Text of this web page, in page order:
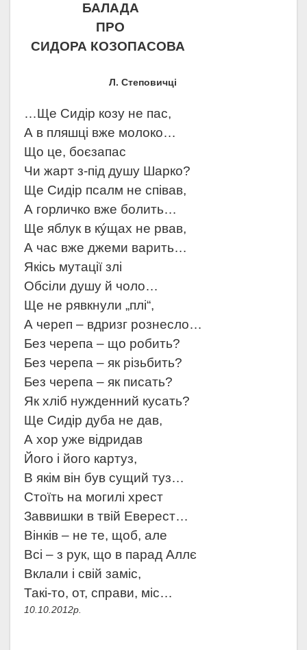
БАЛАДА
ПРО
СИДОРА КОЗОПАСОВА
Л. Степовичці
…Ще Сидір козу не пас,
А в пляшці вже молоко…
Що це, боєзапас
Чи жарт з-під душу Шарко?
Ще Сидір псалм не співав,
А горличко вже болить…
Ще яблук в кýщах не рвав,
А час вже джеми варить…
Якісь мутації злі
Обсіли душу й чоло…
Ще не рявкнули „плі“,
А череп – вдризг рознесло…
Без черепа – що робить?
Без черепа – як різьбить?
Без черепа – як писать?
Як хліб нужденний кусать?
Ще Сидір дуба не дав,
А хор уже відридав
Його і його картуз,
В якім він був сущий туз…
Стоїть на могилі хрест
Заввишки в твій Еверест…
Вінків – не те, щоб, але
Всі – з рук, що в парад Аллє
Вклали і свій заміс,
Такі-то, от, справи, міс…
10.10.2012р.